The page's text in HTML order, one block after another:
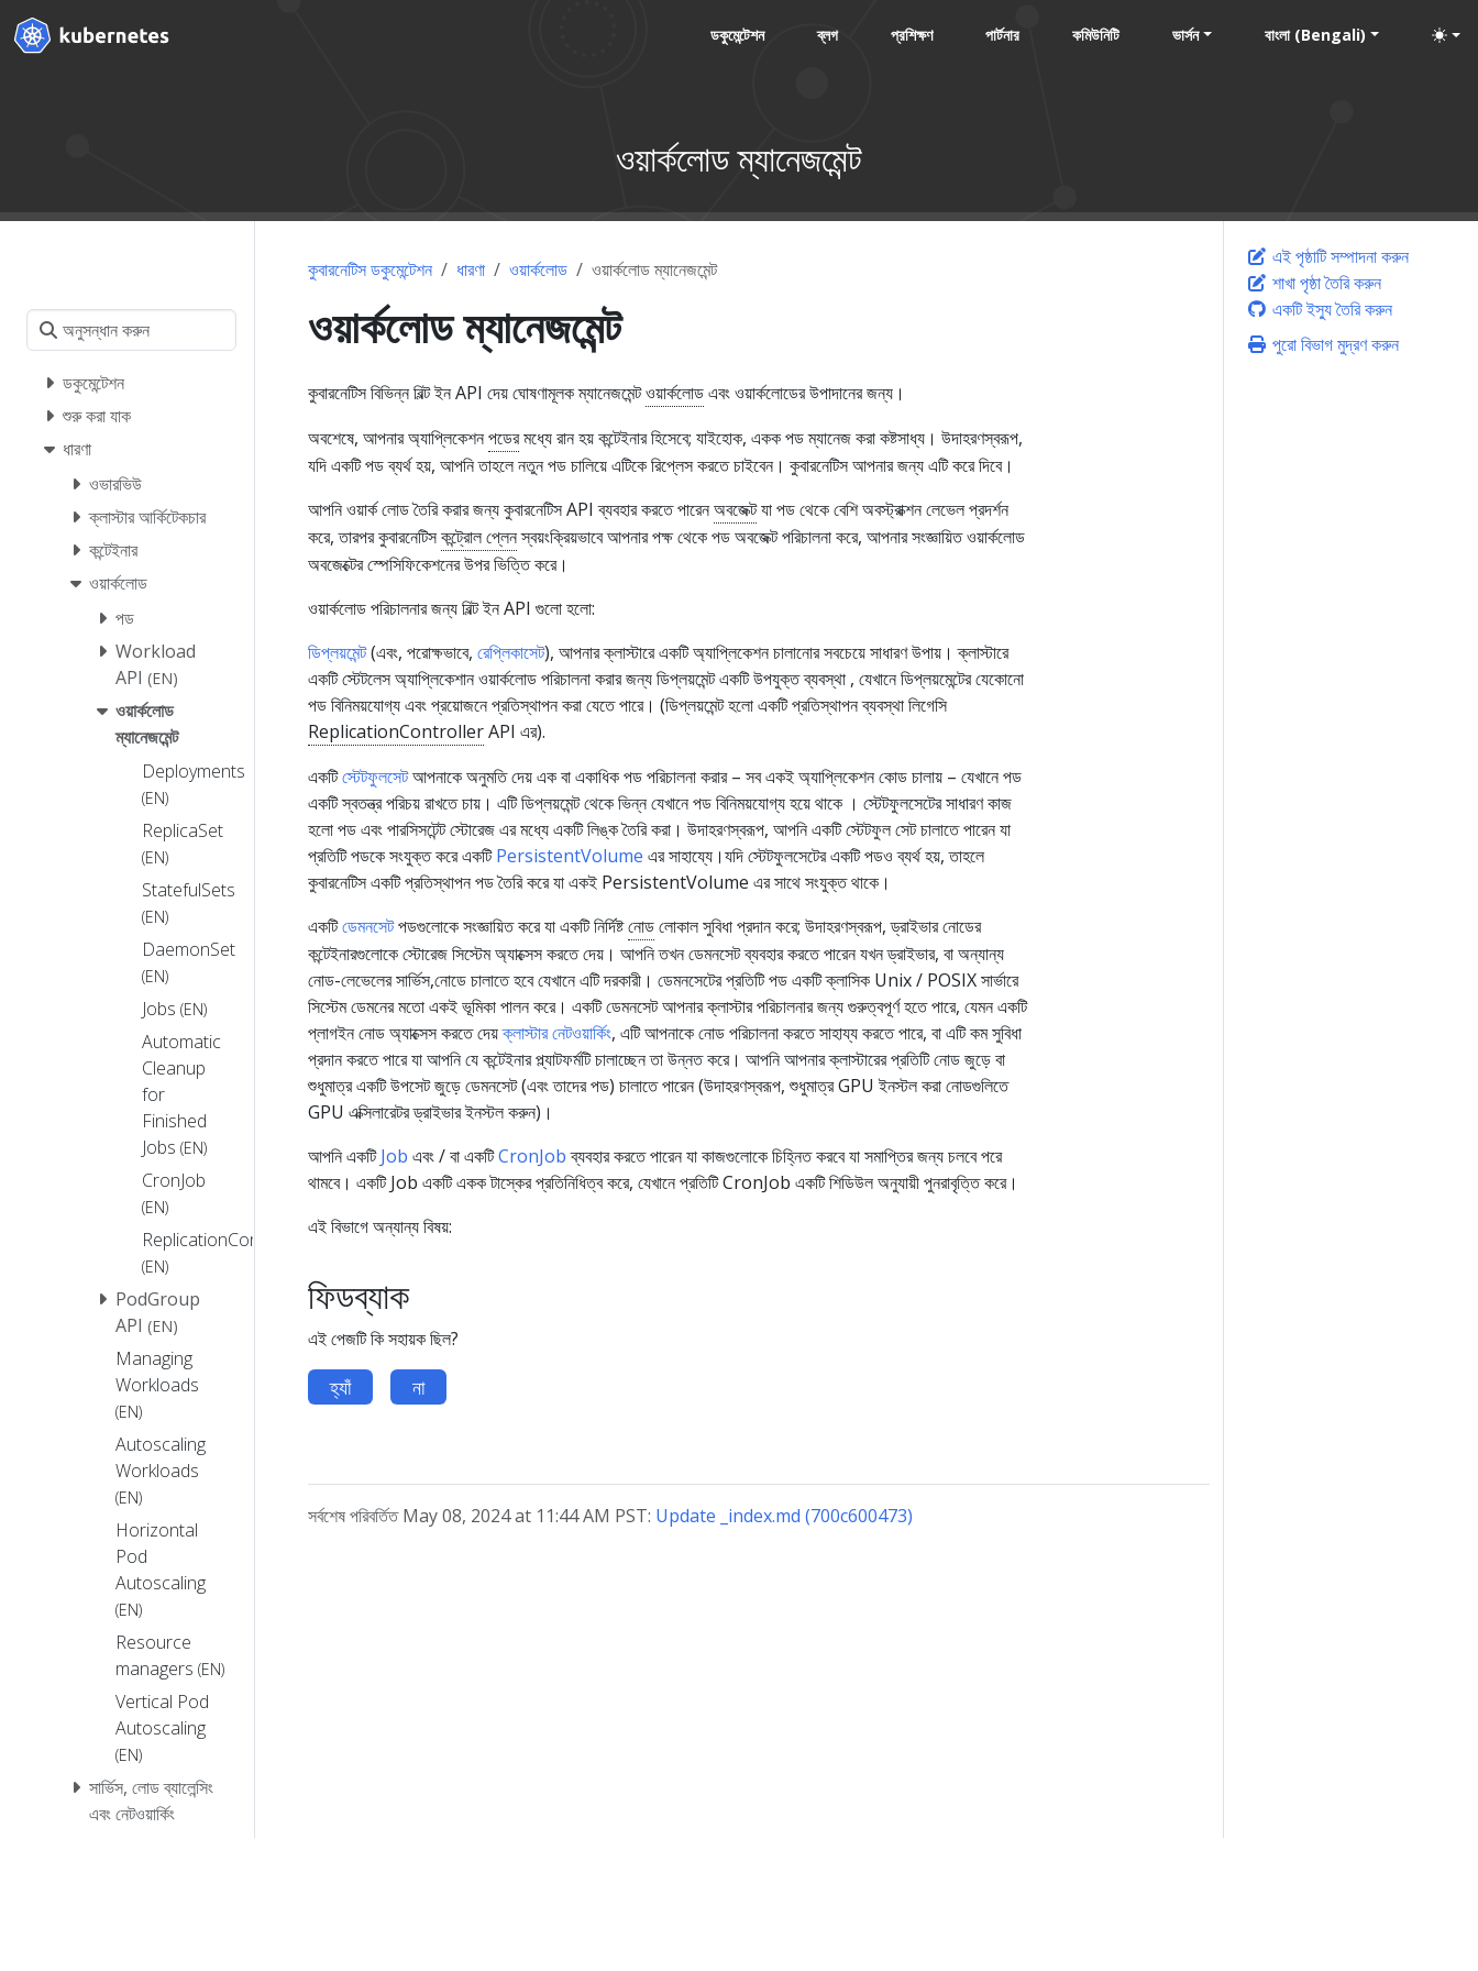
ডকুমেন্টেশন ব্লগ প্রশিক্ষণ পার্টনার কমিউনিটি ভার্সন বাংলা (Bengali)
ওয়ার্কলোড ম্যানেজমেন্ট
ডকুমেন্টেশন
শুরু করা যাক
ধারণা
ওভারভিউ
ক্লাস্টার আর্কিটেকচার
কন্টেইনার
ওয়ার্কলোড
পড
Workload
API (EN)
ওয়ার্কলোড
ম্যানেজমেন্ট
Deployments
(EN)
ReplicaSet
(EN)
StatefulSets
(EN)
DaemonSet
(EN)
Jobs (EN)
Automatic
Cleanup
for
Finished
Jobs (EN)
CronJob
(EN)
ReplicationController
(EN)
PodGroup
API (EN)
Managing
Workloads
(EN)
Autoscaling
Workloads
(EN)
Horizontal
Pod
Autoscaling
(EN)
Resource
managers (EN)
Vertical Pod
Autoscaling
(EN)
সার্ভিস, লোড ব্যালেন্সিং
এবং নেটওয়ার্কিং
এই পৃষ্ঠাটি সম্পাদনা করুন
শাখা পৃষ্ঠা তৈরি করুন
একটি ইস্যু তৈরি করুন
পুরো বিভাগ মুদ্রণ করুন
কুবারনেটিস ডকুমেন্টেশন ধারণা ওয়ার্কলোড ওয়ার্কলোড ম্যানেজমেন্ট
ওয়ার্কলোড ম্যানেজমেন্ট
কুবারনেটিস বিভিন্ন বিল্ট ইন API দেয় ঘোষণামূলক ম্যানেজমেন্টওয়ার্কলোডএবং ওয়ার্কলোডের উপাদানের জন্য।
অবশেষে, আপনার অ্যাপ্লিকেশনপডেরমধ্যে রান হয় কন্টেইনার হিসেবে; যাইহোক, একক পড ম্যানেজ করা কষ্টসাধ্য। উদাহরণস্বরূপ,
যদি একটি পড ব্যর্থ হয়, আপনি তাহলে নতুন পড চালিয়ে এটিকে রিপ্লেস করতে চাইবেন। কুবারনেটিস আপনার জন্য এটি করে দিবে।
আপনি ওয়ার্ক লোড তৈরি করার জন্য কুবারনেটিস API ব্যবহার করতে পারেনঅবজেক্টযা পড থেকে বেশি অবস্ট্রাক্শন লেভেল প্রদর্শন
করে, তারপর কুবারনেটিসকন্ট্রোল প্লেনস্বয়ংক্রিয়ভাবে আপনার পক্ষ থেকে পড অবজেক্ট পরিচালনা করে, আপনার সংজ্ঞায়িত ওয়ার্কলোড
অবজেক্টের স্পেসিফিকেশনের উপর ভিত্তি করে।
ওয়ার্কলোড পরিচালনার জন্য বিল্ট ইন API গুলো হলো:
ডিপ্লয়মেন্ট(এবং, পরোক্ষভাবে, রেপ্লিকাসেট), আপনার ক্লাস্টারে একটি অ্যাপ্লিকেশন চালানোর সবচেয়ে সাধারণ উপায়। ক্লাস্টারে
একটি স্টেটলেস অ্যাপ্লিকেশান ওয়ার্কলোড পরিচালনা করার জন্য ডিপ্লয়মেন্ট একটি উপযুক্ত ব্যবস্থা , যেখানে ডিপ্লয়মেন্টের যেকোনো
পড বিনিময়যোগ্য এবং প্রয়োজনে প্রতিস্থাপন করা যেতে পারে। (ডিপ্লয়মেন্ট হলো একটি প্রতিস্থাপন ব্যবস্থা লিগেসি
ReplicationControllerAPI এর).
একটিস্টেটফুলসেটআপনাকে অনুমতি দেয় এক বা একাধিক পড পরিচালনা করার – সব একই অ্যাপ্লিকেশন কোড চালায় – যেখানে পড
একটি স্বতন্ত্র পরিচয় রাখতে চায়। এটি ডিপ্লয়মেন্ট থেকে ভিন্ন যেখানে পড বিনিময়যোগ্য হয়ে থাকে । স্টেটফুলসেটের সাধারণ কাজ
হলো পড এবং পারসিসটেন্ট স্টোরেজ এর মধ্যে একটি লিঙ্ক তৈরি করা। উদাহরণস্বরূপ, আপনি একটি স্টেটফুল সেট চালাতে পারেন যা
প্রতিটি পডকে সংযুক্ত করে একটিPersistentVolume এর সাহায্যে।যদি স্টেটফুলসেটের একটি পডও ব্যর্থ হয়, তাহলে
কুবারনেটিস একটি প্রতিস্থাপন পড তৈরি করে যা একই PersistentVolume এর সাথে সংযুক্ত থাকে।
একটিডেমনসেটপডগুলোকে সংজ্ঞায়িত করে যা একটি নির্দিষ্টনোডলোকাল সুবিধা প্রদান করে; উদাহরণস্বরূপ, ড্রাইভার নোডের
কন্টেইনারগুলোকে স্টোরেজ সিস্টেম অ্যাক্সেস করতে দেয়। আপনি তখন ডেমনসেট ব্যবহার করতে পারেন যখন ড্রাইভার, বা অন্যান্য
নোড-লেভেলের সার্ভিস,নোডে চালাতে হবে যেখানে এটি দরকারী। ডেমনসেটের প্রতিটি পড একটি ক্লাসিক Unix / POSIX সার্ভারে
সিস্টেম ডেমনের মতো একই ভূমিকা পালন করে। একটি ডেমনসেট আপনার ক্লাস্টার পরিচালনার জন্য গুরুত্বপূর্ণ হতে পারে, যেমন একটি
প্লাগইন নোড অ্যাক্সেস করতে দেয়ক্লাস্টার নেটওয়ার্কিং, এটি আপনাকে নোড পরিচালনা করতে সাহায্য করতে পারে, বা এটি কম সুবিধা
প্রদান করতে পারে যা আপনি যে কন্টেইনার প্ল্যাটফর্মটি চালাচ্ছেন তা উন্নত করে। আপনি আপনার ক্লাস্টারের প্রতিটি নোড জুড়ে বা
শুধুমাত্র একটি উপসেট জুড়ে ডেমনসেট (এবং তাদের পড) চালাতে পারেন (উদাহরণস্বরূপ, শুধুমাত্র GPU ইনস্টল করা নোডগুলিতে
GPU এক্সিলারেটর ড্রাইভার ইনস্টল করুন)।
আপনি একটিJob এবং / বা একটিCronJobব্যবহার করতে পারেন যা কাজগুলোকে চিহ্নিত করবে যা সমাপ্তির জন্য চলবে পরে
থামবে। একটি Job একটি একক টাস্কের প্রতিনিধিত্ব করে, যেখানে প্রতিটি CronJob একটি শিডিউল অনুযায়ী পুনরাবৃত্তি করে।
এই বিভাগে অন্যান্য বিষয়:
ফিডব্যাক
এই পেজটি কি সহায়ক ছিল?
হ্যাঁ না
সর্বশেষ পরিবর্তিত May 08, 2024 at 11:44 AM PST: Update _index.md (700c600473)